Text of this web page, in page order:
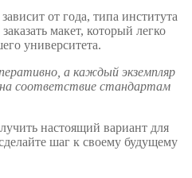
от года, типа института
макет, который легко
университета.
а каждый экземпляр
соответствие стандартам
настоящий вариант для
шаг к своему будущему